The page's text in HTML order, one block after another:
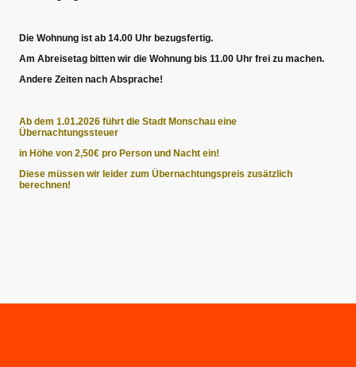
Die Wohnung ist ab 14.00 Uhr bezugsfertig.
Am Abreisetag bitten wir die Wohnung bis 11.00 Uhr frei zu machen.
Andere Zeiten nach Absprache!
Ab dem 1.01.2026 führt die Stadt Monschau eine
Übernachtungssteuer
in Höhe von 2,50€ pro Person und Nacht ein!
Diese müssen wir leider zum Übernachtungspreis zusätzlich
berechnen!